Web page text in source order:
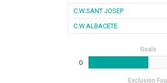
C.W.SANT JOSEP
C.W.ALBACETE
Goals
0
Exclusion Foul